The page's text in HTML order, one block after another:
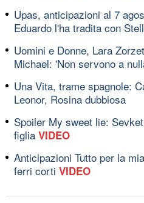
Upas, anticipazioni al 7
Eduardo l'ha tradita con
Uomini e Donne, Lara
Michael: 'Non servono a
Una Vita, trame spagnole:
Leonor, Rosina dubbiosa
Spoiler My sweet lie:
figlia VIDEO
Anticipazioni Tutto per la
ferri corti VIDEO